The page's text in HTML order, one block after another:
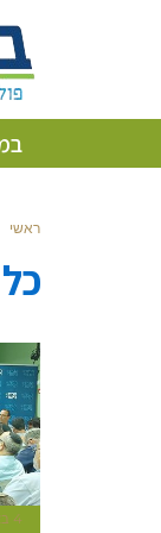
ראשי
4 באוגוסט 2022